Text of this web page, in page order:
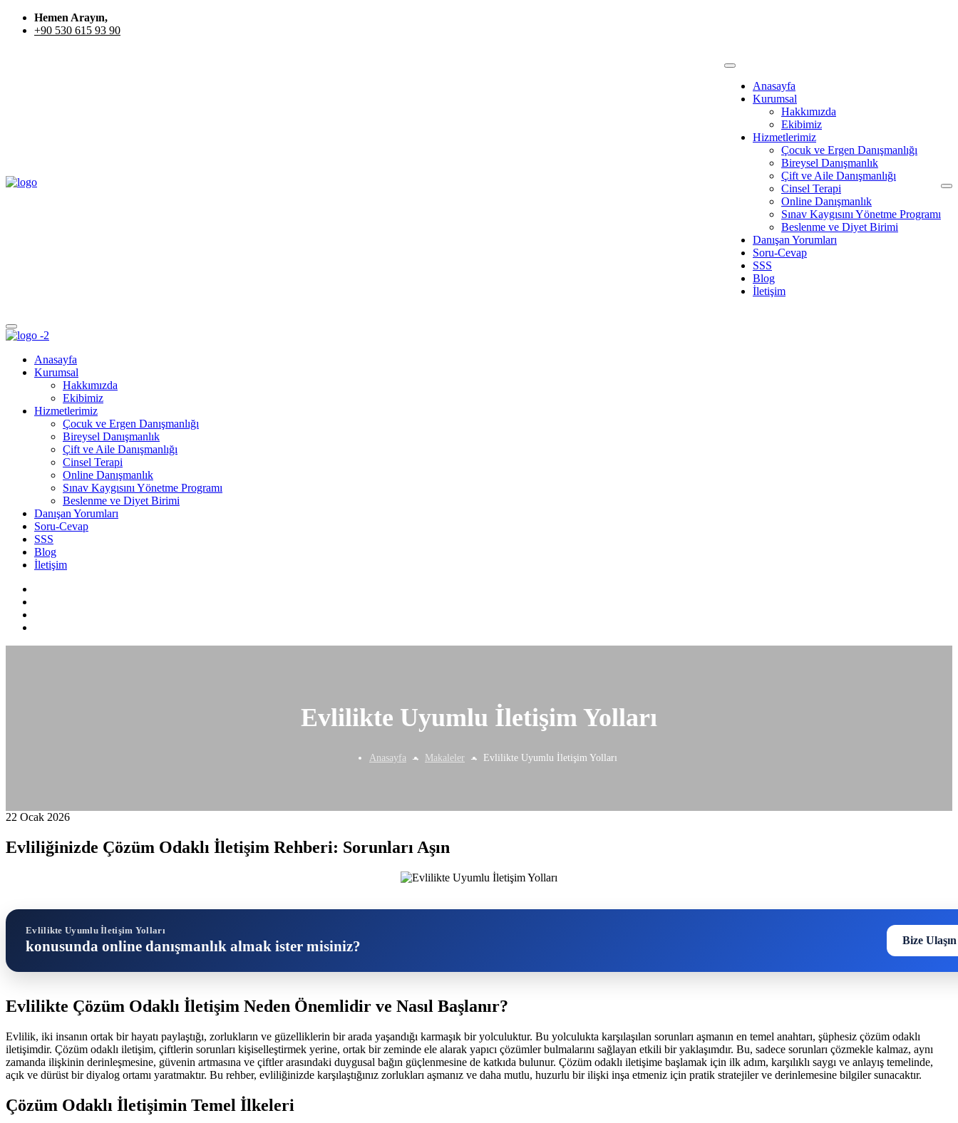
Hemen Arayın,
+90 530 615 93 90
Anasayfa
Kurumsal
Hakkımızda
Ekibimiz
Hizmetlerimiz
Çocuk ve Ergen Danışmanlığı
Bireysel Danışmanlık
Çift ve Aile Danışmanlığı
Cinsel Terapi
Online Danışmanlık
Sınav Kaygısını Yönetme Programı
Beslenme ve Diyet Birimi
Danışan Yorumları
Soru-Cevap
SSS
Blog
İletişim
Anasayfa
Kurumsal
Hakkımızda
Ekibimiz
Hizmetlerimiz
Çocuk ve Ergen Danışmanlığı
Bireysel Danışmanlık
Çift ve Aile Danışmanlığı
Cinsel Terapi
Online Danışmanlık
Sınav Kaygısını Yönetme Programı
Beslenme ve Diyet Birimi
Danışan Yorumları
Soru-Cevap
SSS
Blog
İletişim
Evlilikte Uyumlu İletişim Yolları
Anasayfa Makaleler Evlilikte Uyumlu İletişim Yolları
22 Ocak 2026
Evliliğinizde Çözüm Odaklı İletişim Rehberi: Sorunları Aşın
Evlilikte Uyumlu İletişim Yolları
konusunda online danışmanlık almak ister misiniz? Bize Ulaşın
Evlilikte Çözüm Odaklı İletişim Neden Önemlidir ve Nasıl Başlanır?
Evlilik, iki insanın ortak bir hayatı paylaştığı, zorlukların ve güzelliklerin bir arada yaşandığı karmaşık bir yolculuktur. Bu yolculukta karşılaşılan sorunları aşmanın en temel anahtarı, şüphesiz çözüm odaklı
iletişimdir. Çözüm odaklı iletişim, çiftlerin sorunları kişiselleştirmek yerine, ortak bir zeminde ele alarak yapıcı çözümler bulmalarını sağlayan etkili bir yaklaşımdır. Bu, sadece sorunları çözmekle kalmaz, aynı
zamanda ilişkinin derinleşmesine, güvenin artmasına ve çiftler arasındaki duygusal bağın güçlenmesine de katkıda bulunur. Çözüm odaklı iletişime başlamak için ilk adım, karşılıklı saygı ve anlayış temelinde,
açık ve dürüst bir diyalog ortamı yaratmaktır. Bu rehber, evliliğinizde karşılaştığınız zorlukları aşmanız ve daha mutlu, huzurlu bir ilişki inşa etmeniz için pratik stratejiler ve derinlemesine bilgiler sunacaktır.
Çözüm Odaklı İletişimin Temel İlkeleri